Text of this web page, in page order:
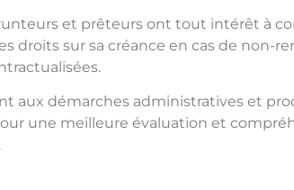
et prêteurs ont tout intérêt à
droits sur sa créance en cas de non-
aux démarches administratives et
une meilleure évaluation et
.